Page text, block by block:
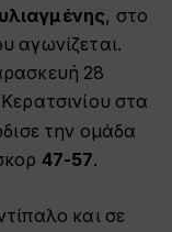
, στο
αγωνίζεται.
28
στα
την ομάδα
47-57.
και σε